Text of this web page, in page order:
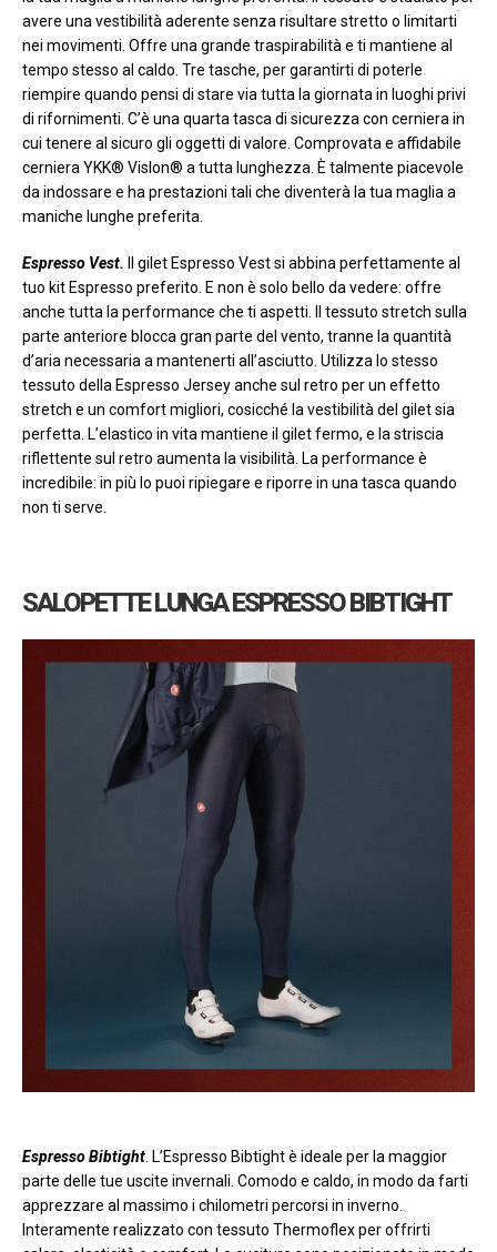
avere una vestibilità aderente senza risultare stretto o limitarti
nei movimenti. Offre una grande traspirabilità e ti mantiene al
tempo stesso al caldo. Tre tasche, per garantirti di poterle
riempire quando pensi di stare via tutta la giornata in luoghi privi
di rifornimenti. C’è una quarta tasca di sicurezza con cerniera in
cui tenere al sicuro gli oggetti di valore. Comprovata e affidabile
cerniera YKK® Vislon® a tutta lunghezza. È talmente piacevole
da indossare e ha prestazioni tali che diventerà la tua maglia a
maniche lunghe preferita.
Espresso Vest. Il gilet Espresso Vest si abbina perfettamente al
tuo kit Espresso preferito. E non è solo bello da vedere: offre
anche tutta la performance che ti aspetti. Il tessuto stretch sulla
parte anteriore blocca gran parte del vento, tranne la quantità
d’aria necessaria a mantenerti all’asciutto. Utilizza lo stesso
tessuto della Espresso Jersey anche sul retro per un effetto
stretch e un comfort migliori, cosicché la vestibilità del gilet sia
perfetta. L’elastico in vita mantiene il gilet fermo, e la striscia
riflettente sul retro aumenta la visibilità. La performance è
incredibile: in più lo puoi ripiegare e riporre in una tasca quando
non ti serve.
SALOPETTE LUNGA ESPRESSO BIBTIGHT
Espresso Bibtight . L’Espresso Bibtight è ideale per la maggior
parte delle tue uscite invernali. Comodo e caldo, in modo da farti
apprezzare al massimo i chilometri percorsi in inverno.
Interamente realizzato con tessuto Thermoflex per offrirti